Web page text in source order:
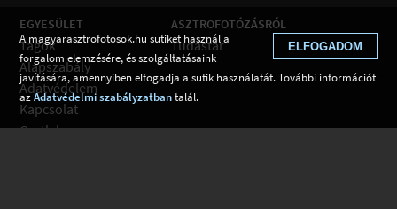
EGYESÜLET
Tagok
Alapszabály
Adatvédelem
Kapcsolat
Csatlakozom
ASZTROFOTÓZÁSRÓL
Tudástár ELFOGADOM
A magyarasztrofotosok.hu sütiket használ a
forgalom elemzésére, és szolgáltatásaink
javítására, amennyiben elfogadja a sütik használatát. További információt
azAdatvédelmi szabályzatbantalál.